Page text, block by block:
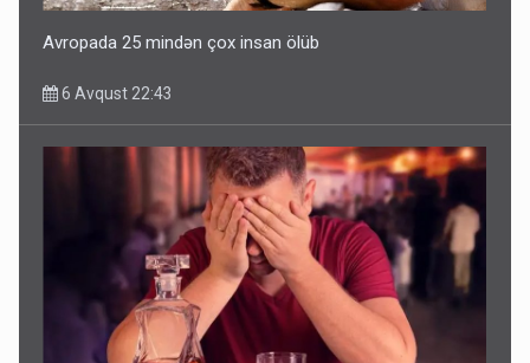
Avropada 25 mindən çox insan ölüb
6 Avqust 22:43